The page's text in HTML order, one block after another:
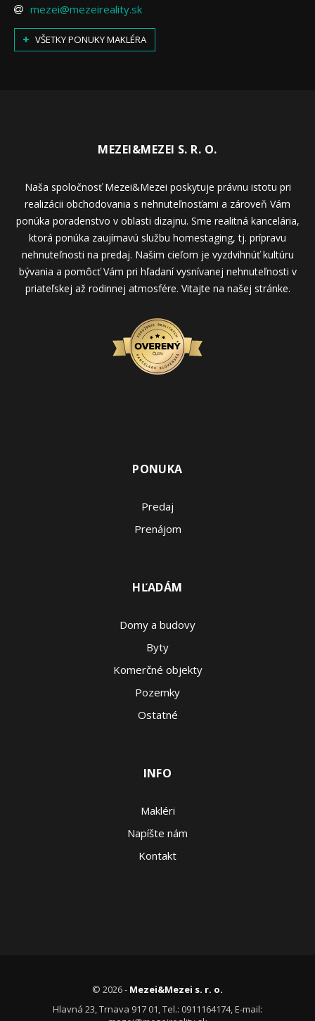
mezei@mezeireality.sk
VŠETKY PONUKY MAKLÉRA
MEZEI&MEZEI S. R. O.
Naša spoločnosť Mezei&Mezei poskytuje právnu istotu pri
realizácii obchodovania s nehnuteľnosťami a zároveň Vám
ponúka poradenstvo v oblasti dizajnu. Sme realitná kancelária,
ktorá ponúka zaujímavú službu homestaging, tj. prípravu
nehnuteľnosti na predaj. Našim cieľom je vyzdvihnúť kultúru
bývania a pomôcť Vám pri hľadaní vysnívanej nehnuteľnosti v
priateľskej až rodinnej atmosfére. Vitajte na našej stránke.
PONUKA
Predaj
Prenájom
HĽADÁM
Domy a budovy
Byty
Komerčné objekty
Pozemky
Ostatné
INFO
Makléri
Napíšte nám
Kontakt
© 2026 - Mezei&Mezei s. r. o.
Hlavná 23, Trnava 917 01, Tel.: 0911164174, E-mail: